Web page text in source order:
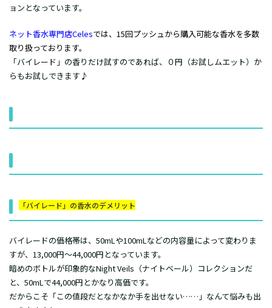
ョンとなっています。
ネット香水専門店Celesでは、15回プッシュから購入可能な香水を多数
取り扱っております。
「バイレード」の香りだけ試すのであれば、０円（お試しムエット）か
らもお試しできます♪
「バイレード」の香水のデメリット
バイレードの価格帯は、50mLや100mLなどの内容量によって変わりま
すが、13,000円～44,000円となっています。
暗めのボトルが印象的なNight Veils（ナイトベール）コレクションだ
と、50mLで44,000円とかなり高価です。
だからこそ「この値段だとなかなか手を出せない……」なんて悩みも出